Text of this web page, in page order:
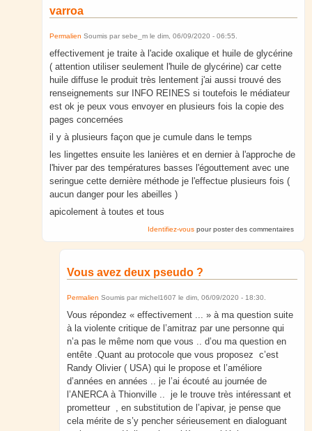
varroa
Permalien Soumis par sebe_m le dim, 06/09/2020 - 06:55
effectivement je traite à l'acide oxalique et huile de glycérine
( attention utiliser seulement l'huile de glycérine) car cette
huile diffuse le produit très lentement j'ai aussi trouvé des
renseignements sur INFO REINES si toutefois le médiateur
est ok je peux vous envoyer en plusieurs fois la copie des
pages concernées
il y à plusieurs façon que je cumule dans le temps
les lingettes ensuite les lanières et en dernier à l'approche de
l'hiver par des températures basses l'égouttement avec une
seringue cette dernière méthode je l'effectue plusieurs fois (
aucun danger pour les abeilles )
apicolement à toutes et tous
Identifiez-vous pour poster des commentaires
Vous avez deux pseudo ?
Permalien Soumis par michel1607 le dim, 06/09/2020 - 18:30
Vous répondez « effectivement ... » à ma question suite
à la violente critique de l’amitraz par une personne qui
n’a pas le même nom que vous .. d’ou ma question en
entête .Quant au protocole que vous proposez c’est
Randy Olivier ( USA) qui le propose et l’améliore
d’années en années .. je l’ai écouté au journée de
l’ANERCA à Thionville .. je le trouve très intéressant et
prometteur , en substitution de l’apivar, je pense que
cela mérite de s’y pencher sérieusement en dialoguant